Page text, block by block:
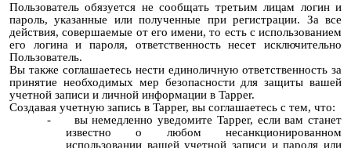
Пользователь обязуется не сообщать третьим лицам логин и
пароль, указанные или полученные при регистрации. За все
действия, совершаемые от его имени, то есть с использованием
его логина и пароля, ответственность несет исключительно
Пользователь.
Вы также соглашаетесь нести единоличную ответственность за
принятие необходимых мер безопасности для защиты вашей
учетной записи и личной информации в Tapper.
Создавая учетную запись в Tapper, вы соглашаетесь с тем, что:
-
вы немедленно уведомите Tapper, если вам станет
известно о любом несанкционированном
использовании вашей учетной записи и пароля или